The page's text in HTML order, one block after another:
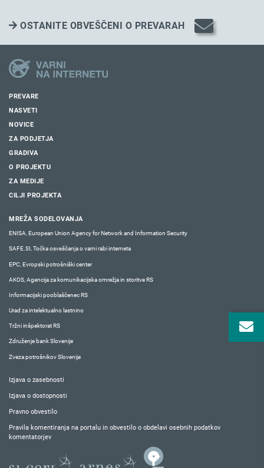
OSTANITE OBVEŠČENI O PREVARAH
PREVARE
NASVETI
NOVICE
ZA PODJETJA
GRADIVA
O PROJEKTU
ZA MEDIJE
CILJI PROJEKTA
MREŽA SODELOVANJA
ENISA, European Union Agency for Network and Information Security
SAFE.SI, Točka osveščanja o varni rabi interneta
EPC, Evropski potrošniški center
AKOS, Agencija za komunikacijska omrežja in storitve RS
Informacijski pooblaščenec RS
Urad za intelektualno lastnino
Tržni inšpektorat RS
Združenje bank Slovenije
Zveza potrošnikov Slovenije
Izjava o zasebnosti
Izjava o dostopnosti
Pravno obvestilo
Pravila komentiranja na portalu in obvestilo o obdelavi osebnih podatkov
komentatorjev